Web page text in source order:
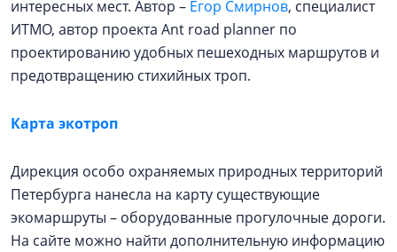
интересных мест. Автор – Егор Смирнов, специалист
ИТМО, автор проекта Ant road planner по
проектированию удобных пешеходных маршрутов и
предотвращению стихийных троп.
Карта экотроп
Дирекция особо охраняемых природных территорий
Петербурга нанесла на карту существующие
экомаршруты – оборудованные прогулочные дороги.
На сайте можно найти дополнительную информацию